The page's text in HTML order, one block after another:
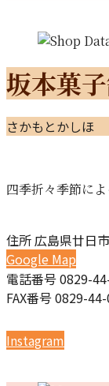
坂本菓
さかもとかしほ
四季折々季節に
住所広島県廿日
Google Map
電話番号0829-
FAX番号0829-44-
Instagram